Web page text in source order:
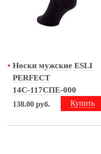
Носки мужские ESLI
PERFECT
14С-117СПЕ-000
Купить
138.00 руб.